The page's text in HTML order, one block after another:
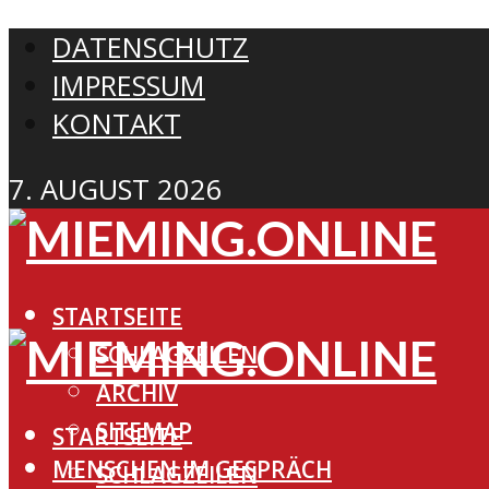
DATENSCHUTZ
IMPRESSUM
KONTAKT
7. AUGUST 2026
STARTSEITE
SCHLAGZEILEN
ARCHIV
SITEMAP
MENSCHEN IM GESPRÄCH
STARTSEITE
SCHLAGZEILEN